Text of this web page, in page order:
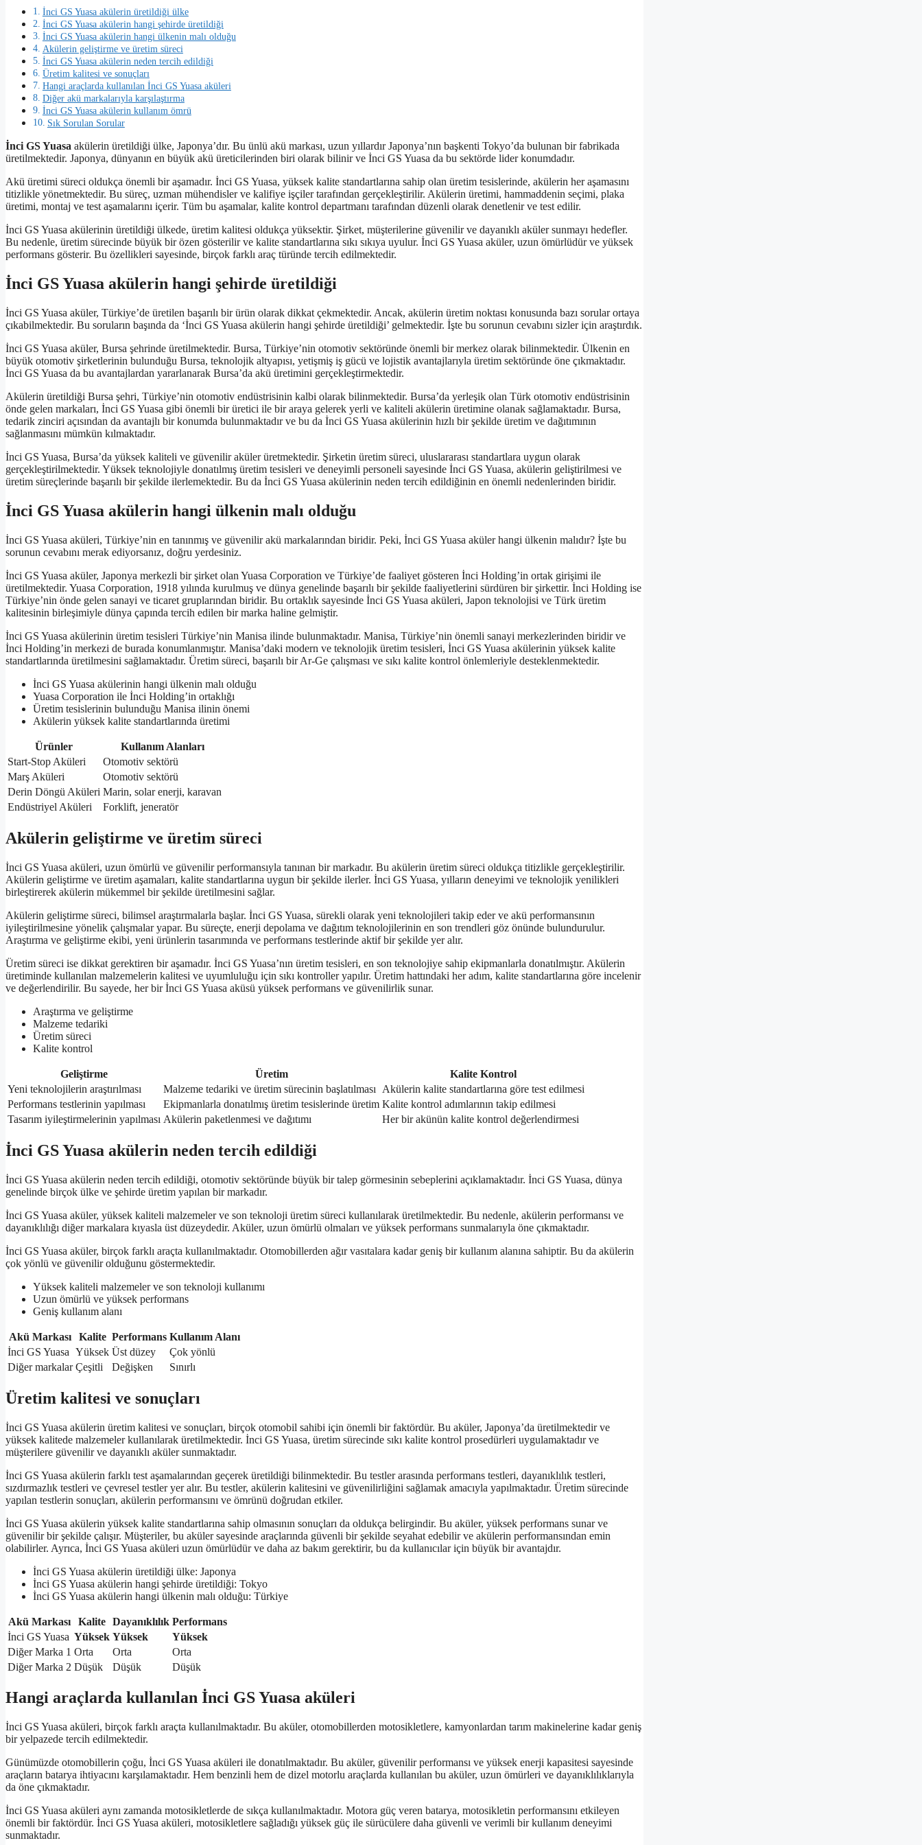
İnci GS Yuasa akülerin üretildiği ülke
İnci GS Yuasa akülerin hangi şehirde üretildiği
İnci GS Yuasa akülerin hangi ülkenin malı olduğu
Akülerin geliştirme ve üretim süreci
İnci GS Yuasa akülerin neden tercih edildiği
Üretim kalitesi ve sonuçları
Hangi araçlarda kullanılan İnci GS Yuasa aküleri
Diğer akü markalarıyla karşılaştırma
İnci GS Yuasa akülerin kullanım ömrü
Sık Sorulan Sorular
İnci GS Yuasa akülerin üretildiği ülke, Japonya’dır. Bu ünlü akü markası, uzun yıllardır Japonya’nın başkenti Tokyo’da bulunan bir fabrikada
üretilmektedir. Japonya, dünyanın en büyük akü üreticilerinden biri olarak bilinir ve İnci GS Yuasa da bu sektörde lider konumdadır.
Akü üretimi süreci oldukça önemli bir aşamadır. İnci GS Yuasa, yüksek kalite standartlarına sahip olan üretim tesislerinde, akülerin her aşamasını
titizlikle yönetmektedir. Bu süreç, uzman mühendisler ve kalifiye işçiler tarafından gerçekleştirilir. Akülerin üretimi, hammaddenin seçimi, plaka
üretimi, montaj ve test aşamalarını içerir. Tüm bu aşamalar, kalite kontrol departmanı tarafından düzenli olarak denetlenir ve test edilir.
İnci GS Yuasa akülerinin üretildiği ülkede, üretim kalitesi oldukça yüksektir. Şirket, müşterilerine güvenilir ve dayanıklı aküler sunmayı hedefler.
Bu nedenle, üretim sürecinde büyük bir özen gösterilir ve kalite standartlarına sıkı sıkıya uyulur. İnci GS Yuasa aküler, uzun ömürlüdür ve yüksek
performans gösterir. Bu özellikleri sayesinde, birçok farklı araç türünde tercih edilmektedir.
İnci GS Yuasa akülerin hangi şehirde üretildiği
İnci GS Yuasa aküler, Türkiye’de üretilen başarılı bir ürün olarak dikkat çekmektedir. Ancak, akülerin üretim noktası konusunda bazı sorular ortaya
çıkabilmektedir. Bu soruların başında da ‘İnci GS Yuasa akülerin hangi şehirde üretildiği’ gelmektedir. İşte bu sorunun cevabını sizler için araştırdık.
İnci GS Yuasa aküler, Bursa şehrinde üretilmektedir. Bursa, Türkiye’nin otomotiv sektöründe önemli bir merkez olarak bilinmektedir. Ülkenin en
büyük otomotiv şirketlerinin bulunduğu Bursa, teknolojik altyapısı, yetişmiş iş gücü ve lojistik avantajlarıyla üretim sektöründe öne çıkmaktadır.
İnci GS Yuasa da bu avantajlardan yararlanarak Bursa’da akü üretimini gerçekleştirmektedir.
Akülerin üretildiği Bursa şehri, Türkiye’nin otomotiv endüstrisinin kalbi olarak bilinmektedir. Bursa’da yerleşik olan Türk otomotiv endüstrisinin
önde gelen markaları, İnci GS Yuasa gibi önemli bir üretici ile bir araya gelerek yerli ve kaliteli akülerin üretimine olanak sağlamaktadır. Bursa,
tedarik zinciri açısından da avantajlı bir konumda bulunmaktadır ve bu da İnci GS Yuasa akülerinin hızlı bir şekilde üretim ve dağıtımının
sağlanmasını mümkün kılmaktadır.
İnci GS Yuasa, Bursa’da yüksek kaliteli ve güvenilir aküler üretmektedir. Şirketin üretim süreci, uluslararası standartlara uygun olarak
gerçekleştirilmektedir. Yüksek teknolojiyle donatılmış üretim tesisleri ve deneyimli personeli sayesinde İnci GS Yuasa, akülerin geliştirilmesi ve
üretim süreçlerinde başarılı bir şekilde ilerlemektedir. Bu da İnci GS Yuasa akülerinin neden tercih edildiğinin en önemli nedenlerinden biridir.
İnci GS Yuasa akülerin hangi ülkenin malı olduğu
İnci GS Yuasa aküleri, Türkiye’nin en tanınmış ve güvenilir akü markalarından biridir. Peki, İnci GS Yuasa aküler hangi ülkenin malıdır? İşte bu
sorunun cevabını merak ediyorsanız, doğru yerdesiniz.
İnci GS Yuasa aküler, Japonya merkezli bir şirket olan Yuasa Corporation ve Türkiye’de faaliyet gösteren İnci Holding’in ortak girişimi ile
üretilmektedir. Yuasa Corporation, 1918 yılında kurulmuş ve dünya genelinde başarılı bir şekilde faaliyetlerini sürdüren bir şirkettir. İnci Holding ise
Türkiye’nin önde gelen sanayi ve ticaret gruplarından biridir. Bu ortaklık sayesinde İnci GS Yuasa aküleri, Japon teknolojisi ve Türk üretim
kalitesinin birleşimiyle dünya çapında tercih edilen bir marka haline gelmiştir.
İnci GS Yuasa akülerinin üretim tesisleri Türkiye’nin Manisa ilinde bulunmaktadır. Manisa, Türkiye’nin önemli sanayi merkezlerinden biridir ve
İnci Holding’in merkezi de burada konumlanmıştır. Manisa’daki modern ve teknolojik üretim tesisleri, İnci GS Yuasa akülerinin yüksek kalite
standartlarında üretilmesini sağlamaktadır. Üretim süreci, başarılı bir Ar-Ge çalışması ve sıkı kalite kontrol önlemleriyle desteklenmektedir.
İnci GS Yuasa akülerinin hangi ülkenin malı olduğu
Yuasa Corporation ile İnci Holding’in ortaklığı
Üretim tesislerinin bulunduğu Manisa ilinin önemi
Akülerin yüksek kalite standartlarında üretimi
Ürünler
Kullanım Alanları
Start-Stop Aküleri
Otomotiv sektörü
Marş Aküleri
Otomotiv sektörü
Derin Döngü Aküleri Marin, solar enerji, karavan
Endüstriyel Aküleri
Forklift, jeneratör
Akülerin geliştirme ve üretim süreci
İnci GS Yuasa aküleri, uzun ömürlü ve güvenilir performansıyla tanınan bir markadır. Bu akülerin üretim süreci oldukça titizlikle gerçekleştirilir.
Akülerin geliştirme ve üretim aşamaları, kalite standartlarına uygun bir şekilde ilerler. İnci GS Yuasa, yılların deneyimi ve teknolojik yenilikleri
birleştirerek akülerin mükemmel bir şekilde üretilmesini sağlar.
Akülerin geliştirme süreci, bilimsel araştırmalarla başlar. İnci GS Yuasa, sürekli olarak yeni teknolojileri takip eder ve akü performansının
iyileştirilmesine yönelik çalışmalar yapar. Bu süreçte, enerji depolama ve dağıtım teknolojilerinin en son trendleri göz önünde bulundurulur.
Araştırma ve geliştirme ekibi, yeni ürünlerin tasarımında ve performans testlerinde aktif bir şekilde yer alır.
Üretim süreci ise dikkat gerektiren bir aşamadır. İnci GS Yuasa’nın üretim tesisleri, en son teknolojiye sahip ekipmanlarla donatılmıştır. Akülerin
üretiminde kullanılan malzemelerin kalitesi ve uyumluluğu için sıkı kontroller yapılır. Üretim hattındaki her adım, kalite standartlarına göre incelenir
ve değerlendirilir. Bu sayede, her bir İnci GS Yuasa aküsü yüksek performans ve güvenilirlik sunar.
Araştırma ve geliştirme
Malzeme tedariki
Üretim süreci
Kalite kontrol
Geliştirme Üretim
Kalite Kontrol
Yeni teknolojilerin araştırılması
Malzeme tedariki ve üretim sürecinin başlatılması
Akülerin kalite standartlarına göre test edilmesi
Performans testlerinin yapılması
Ekipmanlarla donatılmış üretim tesislerinde üretim Kalite kontrol adımlarının takip edilmesi
Tasarım iyileştirmelerinin yapılması Akülerin paketlenmesi ve dağıtımı Her bir akünün kalite kontrol değerlendirmesi
İnci GS Yuasa akülerin neden tercih edildiği
İnci GS Yuasa akülerin neden tercih edildiği, otomotiv sektöründe büyük bir talep görmesinin sebeplerini açıklamaktadır. İnci GS Yuasa, dünya
genelinde birçok ülke ve şehirde üretim yapılan bir markadır.
İnci GS Yuasa aküler, yüksek kaliteli malzemeler ve son teknoloji üretim süreci kullanılarak üretilmektedir. Bu nedenle, akülerin performansı ve
dayanıklılığı diğer markalara kıyasla üst düzeydedir. Aküler, uzun ömürlü olmaları ve yüksek performans sunmalarıyla öne çıkmaktadır.
İnci GS Yuasa aküler, birçok farklı araçta kullanılmaktadır. Otomobillerden ağır vasıtalara kadar geniş bir kullanım alanına sahiptir. Bu da akülerin
çok yönlü ve güvenilir olduğunu göstermektedir.
Yüksek kaliteli malzemeler ve son teknoloji kullanımı
Uzun ömürlü ve yüksek performans
Geniş kullanım alanı
Akü Markası Kalite Performans Kullanım Alanı
İnci GS Yuasa Yüksek Üst düzey
Çok yönlü
Diğer markalar Çeşitli Değişken Sınırlı
Üretim kalitesi ve sonuçları
İnci GS Yuasa akülerin üretim kalitesi ve sonuçları, birçok otomobil sahibi için önemli bir faktördür. Bu aküler, Japonya’da üretilmektedir ve
yüksek kalitede malzemeler kullanılarak üretilmektedir. İnci GS Yuasa, üretim sürecinde sıkı kalite kontrol prosedürleri uygulamaktadır ve
müşterilere güvenilir ve dayanıklı aküler sunmaktadır.
İnci GS Yuasa akülerin farklı test aşamalarından geçerek üretildiği bilinmektedir. Bu testler arasında performans testleri, dayanıklılık testleri,
sızdırmazlık testleri ve çevresel testler yer alır. Bu testler, akülerin kalitesini ve güvenilirliğini sağlamak amacıyla yapılmaktadır. Üretim sürecinde
yapılan testlerin sonuçları, akülerin performansını ve ömrünü doğrudan etkiler.
İnci GS Yuasa akülerin yüksek kalite standartlarına sahip olmasının sonuçları da oldukça belirgindir. Bu aküler, yüksek performans sunar ve
güvenilir bir şekilde çalışır. Müşteriler, bu aküler sayesinde araçlarında güvenli bir şekilde seyahat edebilir ve akülerin performansından emin
olabilirler. Ayrıca, İnci GS Yuasa aküleri uzun ömürlüdür ve daha az bakım gerektirir, bu da kullanıcılar için büyük bir avantajdır.
İnci GS Yuasa akülerin üretildiği ülke: Japonya
İnci GS Yuasa akülerin hangi şehirde üretildiği: Tokyo
İnci GS Yuasa akülerin hangi ülkenin malı olduğu: Türkiye
Akü Markası Kalite Dayanıklılık Performans
İnci GS Yuasa Yüksek Yüksek
Yüksek
Diğer Marka 1 Orta Orta
Orta
Diğer Marka 2 Düşük Düşük Düşük
Hangi araçlarda kullanılan İnci GS Yuasa aküleri
İnci GS Yuasa aküleri, birçok farklı araçta kullanılmaktadır. Bu aküler, otomobillerden motosikletlere, kamyonlardan tarım makinelerine kadar geniş
bir yelpazede tercih edilmektedir.
Günümüzde otomobillerin çoğu, İnci GS Yuasa aküleri ile donatılmaktadır. Bu aküler, güvenilir performansı ve yüksek enerji kapasitesi sayesinde
araçların batarya ihtiyacını karşılamaktadır. Hem benzinli hem de dizel motorlu araçlarda kullanılan bu aküler, uzun ömürleri ve dayanıklılıklarıyla
da öne çıkmaktadır.
İnci GS Yuasa aküleri aynı zamanda motosikletlerde de sıkça kullanılmaktadır. Motora güç veren batarya, motosikletin performansını etkileyen
önemli bir faktördür. İnci GS Yuasa aküleri, motosikletlere sağladığı yüksek güç ile sürücülere daha güvenli ve verimli bir kullanım deneyimi
sunmaktadır.